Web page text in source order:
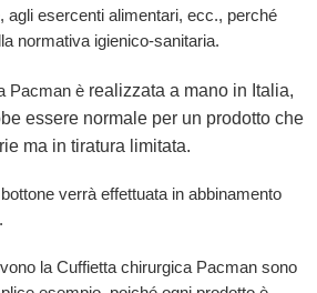
agli esercenti alimentari, ecc., perché
normativa igienico-sanitaria.
Pacman è realizzata a mano in Italia,
essere normale per un prodotto che
ma in tiratura limitata.
verrà effettuata in abbinamento
la Cuffietta chirurgica Pacman sono